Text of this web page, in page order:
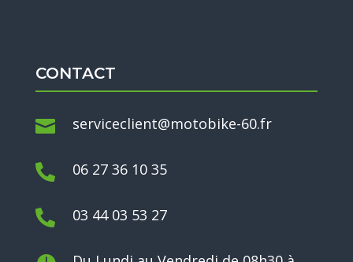
CONTACT
 serviceclient@motobike-60.fr
 06 27 36 10 35
 03 44 03 53 27